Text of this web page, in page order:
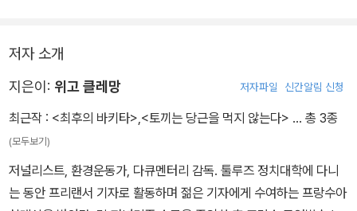
다. 고통에서 벗어난 동물의 평안한 얼굴, 고릴라 보전을 통해 효능감
는 자신감을 퍼뜨린다. 이것이 바로 이 책의 장점이다. 비판과 종말론
에 빠지지 않고 긍정적 실천이라면 아무리 작은 것이어도 지지하고
격려하는 이들이 책 속에 있다. 생물학자, 해양보전운동가, 로컬푸드
활동가, 전직 도축장 노동자 등 이들이야말로 인류세의 작은 영웅들
이다.”
저자 소개
지은이: 위고 클레망 저자파일 신간알림 신청
최근작 : <최후의 바키타> <토끼는 당근을 먹지 않는다> … 총 3종
(모두보기)
저널리스트, 환경운동가, 다큐멘터리 감독. 툴루즈 정치대학에 다니
는 동안 프리랜서 기자로 활동하며 젊은 기자에게 수여하는 프랑수아